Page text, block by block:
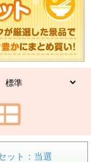
ット：当選